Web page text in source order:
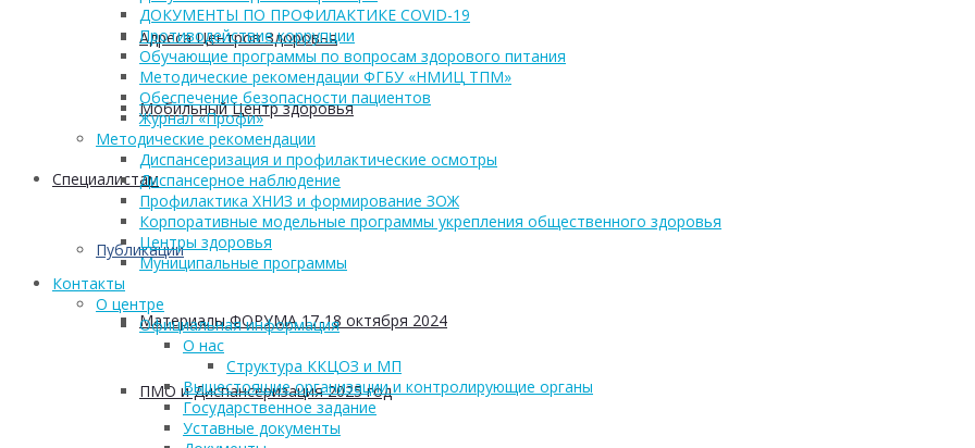
Адреса Центров Здоровья
Мобильный Центр здоровья
Cпециалистам
Публикации
Материалы ФОРУМА 17-18 октября 2024
ПМО и Диспансеризация 2025 год
ДОКУМЕНТЫ ПО ПРОФИЛАКТИКЕ COVID-19
Противодействие коррупции
Обучающие программы по вопросам здорового питания
Методические рекомендации ФГБУ «НМИЦ ТПМ»
Обеспечение безопасности пациентов
Журнал «Профи»
Методические рекомендации
Диспансеризация и профилактические осмотры
Диспансерное наблюдение
Профилактика ХНИЗ и формирование ЗОЖ
Корпоративные модельные программы укрепления общественного здоровья
Центры здоровья
Муниципальные программы
Контакты
О центре
Официальная информация
О нас
Структура ККЦОЗ и МП
Вышестоящие организации и контролирующие органы
Государственное задание
Уставные документы